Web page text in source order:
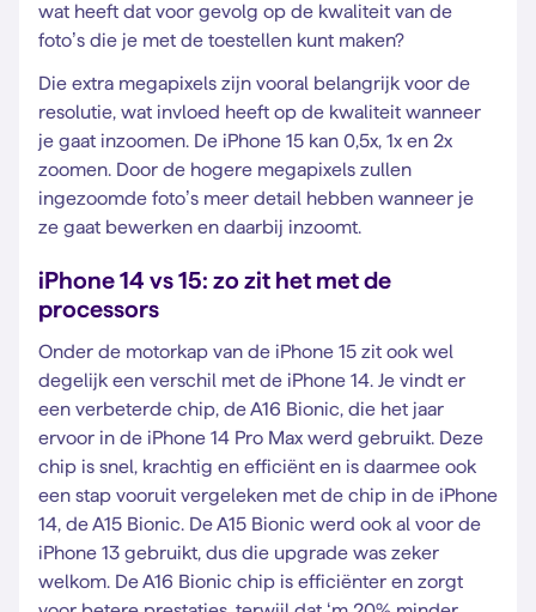
wat heeft dat voor gevolg op de kwaliteit van de
foto’s die je met de toestellen kunt maken?
Die extra megapixels zijn vooral belangrijk voor de
resolutie, wat invloed heeft op de kwaliteit wanneer
je gaat inzoomen. De iPhone 15 kan 0,5x, 1x en 2x
zoomen. Door de hogere megapixels zullen
ingezoomde foto’s meer detail hebben wanneer je
ze gaat bewerken en daarbij inzoomt.
iPhone 14 vs 15: zo zit het met de
processors
Onder de motorkap van de iPhone 15 zit ook wel
degelijk een verschil met de iPhone 14. Je vindt er
een verbeterde chip, de A16 Bionic, die het jaar
ervoor in de iPhone 14 Pro Max werd gebruikt. Deze
chip is snel, krachtig en efficiënt en is daarmee ook
een stap vooruit vergeleken met de chip in de iPhone
14, de A15 Bionic. De A15 Bionic werd ook al voor de
iPhone 13 gebruikt, dus die upgrade was zeker
welkom. De A16 Bionic chip is efficiënter en zorgt